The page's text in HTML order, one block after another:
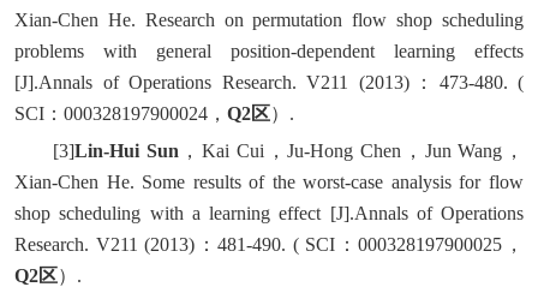
Xian-Chen He. Research on permutation flow shop scheduling
problems with general position-dependent learning effects
[J].Annals of Operations Research. V211 (2013)：473-480. (
SCI：000328197900024， Q2区）.
[3]Lin-Hui Sun ，Kai Cui，Ju-Hong Chen，Jun Wang，
Xian-Chen He. Some results of the worst-case analysis for flow
shop scheduling with a learning effect [J].Annals of Operations
Research. V211 (2013)：481-490. ( SCI：000328197900025，
Q2区）.